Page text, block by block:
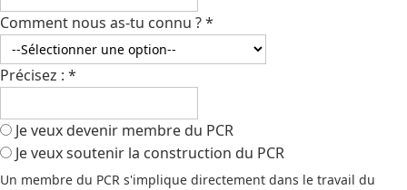
Comment nous as-tu connu ?*
Précisez : *
Je veux devenir membre du PCR
Je veux soutenir la construction du PCR
Un membre du PCR s'implique directement dans le travail du